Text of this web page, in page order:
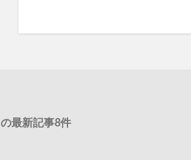
の最新記事8件